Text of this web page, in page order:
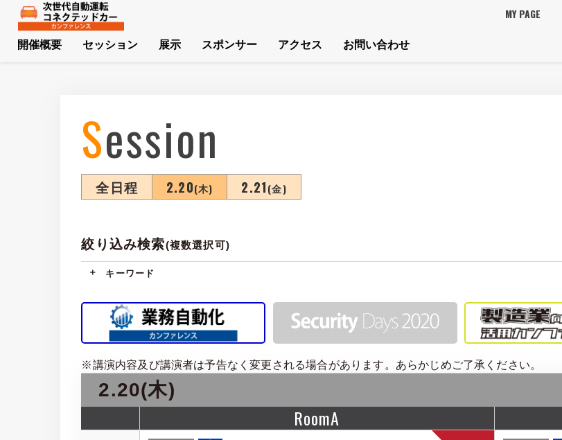
MY PAGE
開催概要
セッション 展示 スポンサー アクセス お問い合わせ
Session
全日程 2.20(木) 2.21(金)
絞り込み検索(複数選択可)
キーワード
※講演内容及び講演者は予告なく変更される場合があります。あらかじめご了承ください。
2.20(木)
RoomA